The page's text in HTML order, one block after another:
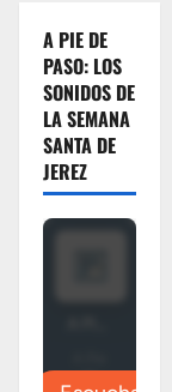
A PIE DE
PASO: LOS
SONIDOS DE
LA SEMANA
SANTA DE
JEREZ